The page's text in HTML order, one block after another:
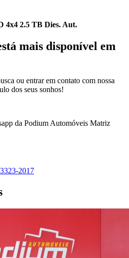
4x4 2.5 TB Dies. Aut.
mais disponível em
ou entrar em contato com nossa
dos seus sonhos!
da Podium Automóveis Matriz
2017